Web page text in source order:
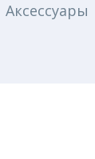
Аксессуары